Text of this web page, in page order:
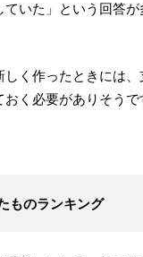
いた」という回答が
しく作ったときには
く必要がありそうで
ものランキング